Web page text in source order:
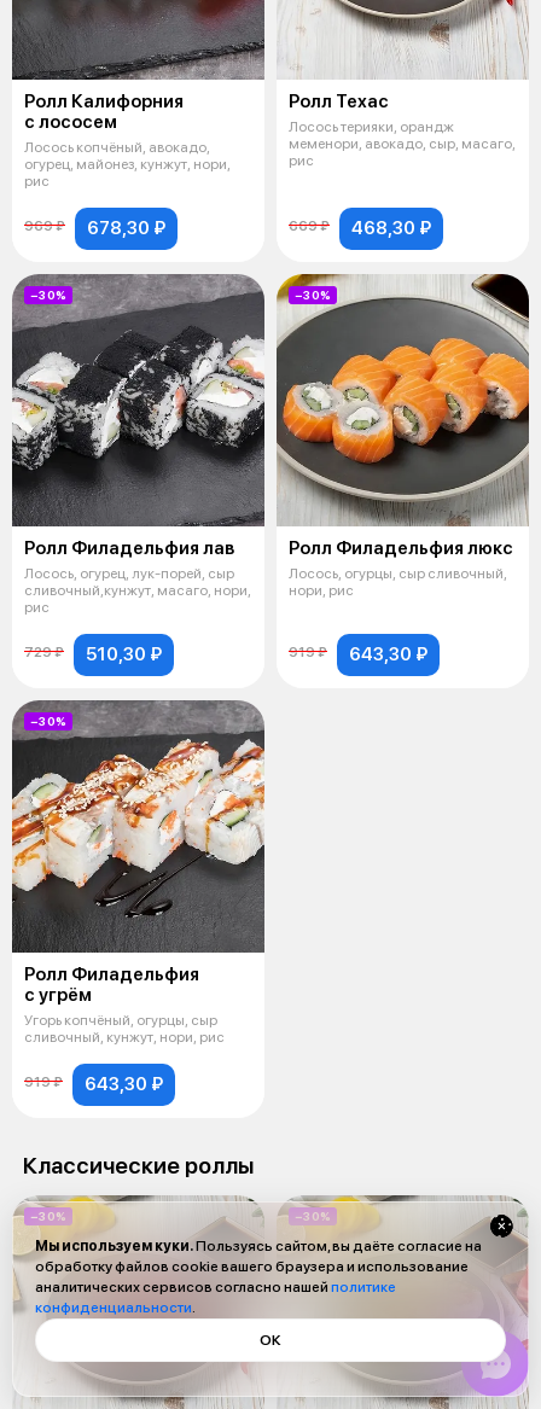
Ролл Калифорния
с лососем
Лосось копчёный, авокадо,
огурец, майонез, кунжут, нори,
рис
969 ₽ 678,30 ₽
Ролл Техас
Лосось терияки, орандж
меменори, авокадо, сыр, масаго,
рис
669 ₽ 468,30 ₽
−30%
Ролл Филадельфия лав
Лосось, огурец, лук-порей, сыр
сливочный,кунжут, масаго, нори,
рис
729 ₽ 510,30 ₽
−30%
Ролл Филадельфия люкс
Лосось, огурцы, сыр сливочный,
нори, рис
919 ₽ 643,30 ₽
−30%
Ролл Филадельфия
с угрём
Угорь копчёный, огурцы, сыр
сливочный, кунжут, нори, рис
919 ₽ 643,30 ₽
Классические роллы
−30% −30%
Мы используем куки.Пользуясь сайтом, вы даёте согласие на
обработку файлов cookie вашего браузера и использование
аналитических сервисов согласно нашей политике
конфиденциальности.
ОК